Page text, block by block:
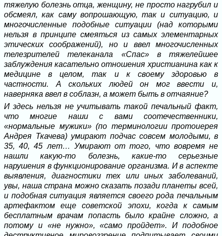
тяжелую болезнь отца, женщину, не просто нагрубил и
обсмеял, как саму вопрошающую, так и ситуацию, и
многочисленные подобные ситуации (над которыми
нельзя в принципе смеяться из самых элементарных
этических соображений), но и ввел многочисленных
телезрителей телеканала «Спас» в тяжелейшее
заблуждения касательно отношения христианина как к
медицине в целом, так и к своему здоровью в
частности. А скольких людей он мог ввести и,
наверняка ввел в соблазн, а может быть в отчаяние?
И здесь нельзя не учитывать такой печальный факт,
что многие наши с вами соотечественники,
«нормальные мужики» (по терминологии протоиерея
Андрея Ткачева) умирают подчас совсем молодыми, в
35, 40, 45 лет… Умирают от того, что вовремя не
нашли какую-то болезнь, какие-то серьезные
нарушения в функционирование организма. И в аспекте
выявления, диагностики тех или иных заболеваний,
увы, наша страна можно сказать позади планеты всей,
и подобная ситуация является своего рода печальным
артефактом еще советской эпохи, когда к самым
бесплатным врачам попасть было крайне сложно, а
потому и «не нужно», «само пройдет». И подобное